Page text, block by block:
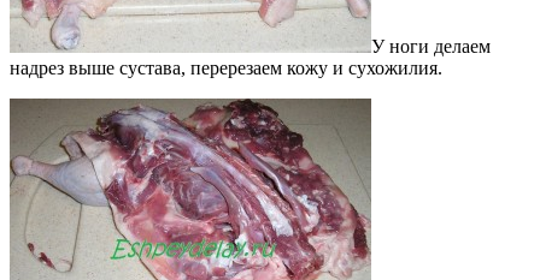
У ноги делаем
надрез выше сустава, перерезаем кожу и сухожилия.